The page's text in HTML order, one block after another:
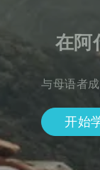
在阿
与母语者
开始